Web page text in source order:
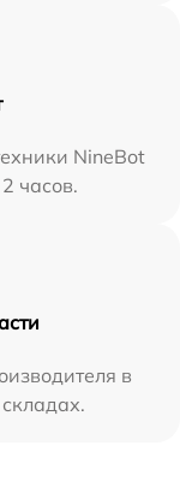
NineBot
часов.
в